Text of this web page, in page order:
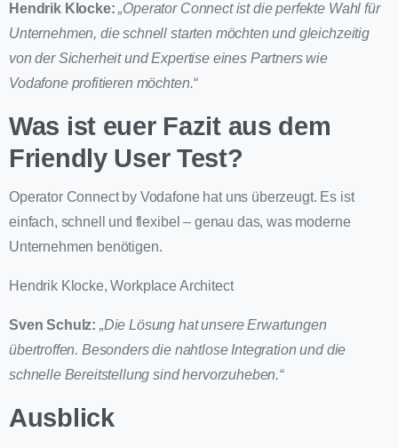
Hendrik Klocke: „Operator Connect ist die perfekte Wahl für
Unternehmen, die schnell starten möchten und gleichzeitig
von der Sicherheit und Expertise eines Partners wie
Vodafone profitieren möchten.“
Was ist euer Fazit aus dem
Friendly User Test?
Operator Connect by Vodafone hat uns überzeugt. Es ist
einfach, schnell und flexibel – genau das, was moderne
Unternehmen benötigen.
Hendrik Klocke, Workplace Architect
Sven Schulz: „Die Lösung hat unsere Erwartungen
übertroffen. Besonders die nahtlose Integration und die
schnelle Bereitstellung sind hervorzuheben.“
Ausblick